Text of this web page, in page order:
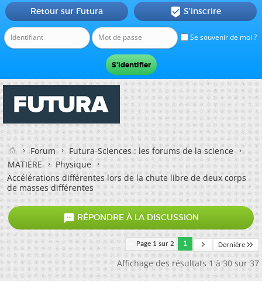
Se souvenir de moi ?
Retour sur Futura  S'inscrire
Forum
Futura-Sciences : les forums de la science
MATIERE
Physique
Accélérations différentes lors de la chute libre de deux corps
de masses différentes
 RÉPONDRE À LA DISCUSSION
Page 1 sur 2 1 Dernière
Affichage des résultats 1 à 30 sur 37